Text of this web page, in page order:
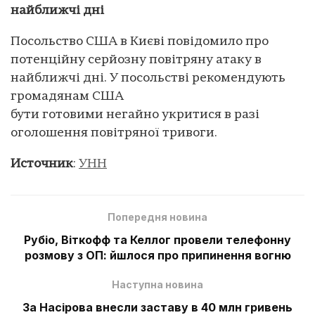
найближчі дні
Посольство США в Києві повідомило про
потенційну серйозну повітряну атаку в
найближчі дні. У посольстві рекомендують
громадянам США
бути готовими негайно укритися в разі
оголошення повітряної тривоги.
Источник: УНН
Попередня новина
Рубіо, Віткофф та Келлог провели телефонну
розмову з ОП: йшлося про припинення вогню
Наступна новина
За Насірова внесли заставу в 40 млн гривень